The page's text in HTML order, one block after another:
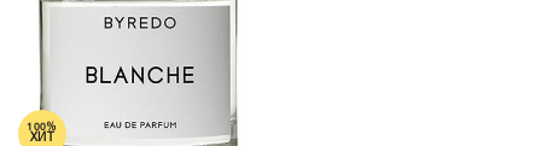
аккуратный. Разве не это ли богатство, Богатство души!
100%
ХИТ